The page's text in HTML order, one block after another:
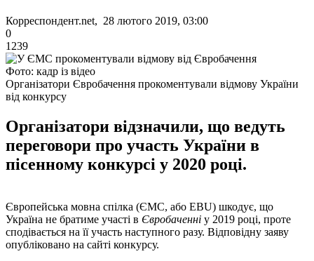
Корреспондент.net, 28 лютого 2019, 03:00
0
1239
Фото: кадр із відео
Організатори Євробачення прокоментували відмову України
від конкурсу
Організатори відзначили, що ведуть
переговори про участь України в
пісенному конкурсі у 2020 році.
Європейська мовна спілка (ЄМС, або EBU) шкодує, що
Україна не братиме участі в Євробаченні у 2019 році, проте
сподівається на її участь наступного разу. Відповідну заяву
опубліковано на сайті конкурсу.